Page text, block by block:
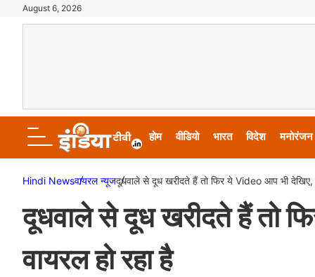
August 6, 2026
होम वीडियो भारत विदेश मनोरंजन
Hindi Newsवायरल न्‍यूजदूधवाले से दूध खरीदते हैं तो फिर ये Video आप भी देखिए,
दूधवाले से दूध खरीदते हैं तो
वायरल हो रहा है